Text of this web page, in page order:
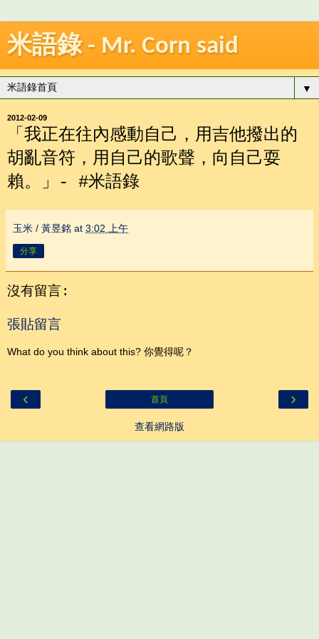
米語錄 - Mr. Corn said
▼
2012-02-09
「我正在往內感動自己，用吉他撥出的
胡亂音符，用自己的歌聲，向自己耍
賴。」- #米語錄
玉米 / 黃昱銘 at 3:02 上午
分享
沒有留言:
張貼留言
What do you think about this? 你覺得呢？
‹ ›
首頁
查看網路版